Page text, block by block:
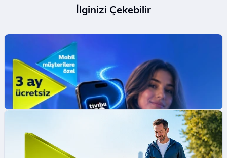
İlginizi Çekebilir